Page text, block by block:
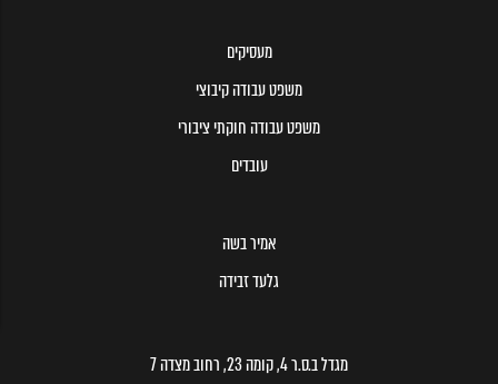
מעסיקים
משפט עבודה קיבוצי
משפט עבודה חוקתי ציבורי
עובדים
אמיר בשה
גלעד זבידה
מגדל ב.ס.ר 4, קומה 23, רחוב מצדה 7